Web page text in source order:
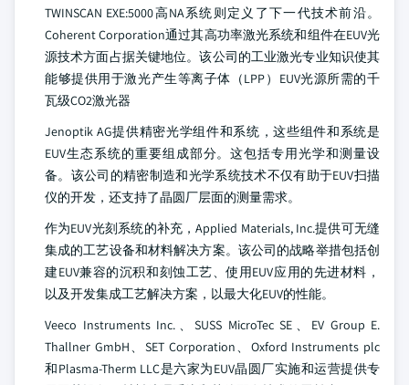
TWINSCAN EXE:5000高NA系统则定义了下一代技术前沿。
Coherent Corporation通过其高功率激光系统和组件在EUV光
源技术方面占据关键地位。该公司的工业激光专业知识使其
能够提供用于激光产生等离子体（LPP）EUV光源所需的千
瓦级CO2激光器
Jenoptik AG提供精密光学组件和系统，这些组件和系统是
EUV生态系统的重要组成部分。这包括专用光学和测量设
备。该公司的精密制造和光学系统技术不仅有助于EUV扫描
仪的开发，还支持了晶圆厂层面的测量需求。
作为EUV光刻系统的补充，Applied Materials, Inc.提供可无缝
集成的工艺设备和材料解决方案。该公司的战略举措包括创
建EUV兼容的沉积和刻蚀工艺、使用EUV应用的先进材料，
以及开发集成工艺解决方案，以最大化EUV的性能。
Veeco Instruments Inc.、SUSS MicroTec SE、EV Group E.
Thallner GmbH、SET Corporation、Oxford Instruments plc
和Plasma-Therm LLC是六家为EUV晶圆厂实施和运营提供专